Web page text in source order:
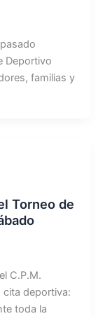
Deportivo
familias y
Torneo de
C.P.M.
cita deportiva:
toda la